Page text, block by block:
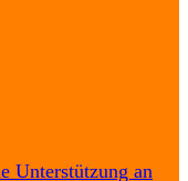
Unterstützung an